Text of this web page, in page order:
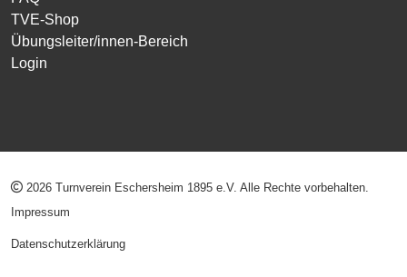
TVE-Shop
Übungsleiter/innen-Bereich
Login
2026 Turnverein Eschersheim 1895 e.V. Alle Rechte vorbehalten.
Impressum
Datenschutzerklärung